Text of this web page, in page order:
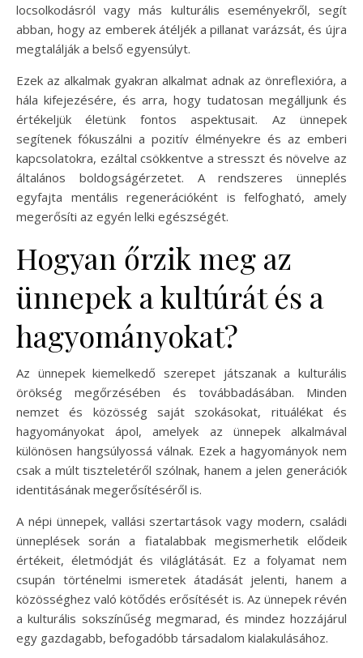
locsolkodásról vagy más kulturális eseményekről, segít
abban, hogy az emberek átéljék a pillanat varázsát, és újra
megtalálják a belső egyensúlyt.
Ezek az alkalmak gyakran alkalmat adnak az önreflexióra, a
hála kifejezésére, és arra, hogy tudatosan megálljunk és
értékeljük életünk fontos aspektusait. Az ünnepek
segítenek fókuszálni a pozitív élményekre és az emberi
kapcsolatokra, ezáltal csökkentve a stresszt és növelve az
általános boldogságérzetet. A rendszeres ünneplés
egyfajta mentális regenerációként is felfogható, amely
megerősíti az egyén lelki egészségét.
Hogyan őrzik meg az
ünnepek a kultúrát és a
hagyományokat?
Az ünnepek kiemelkedő szerepet játszanak a kulturális
örökség megőrzésében és továbbadásában. Minden
nemzet és közösség saját szokásokat, rituálékat és
hagyományokat ápol, amelyek az ünnepek alkalmával
különösen hangsúlyossá válnak. Ezek a hagyományok nem
csak a múlt tiszteletéről szólnak, hanem a jelen generációk
identitásának megerősítéséről is.
A népi ünnepek, vallási szertartások vagy modern, családi
ünneplések során a fiatalabbak megismerhetik elődeik
értékeit, életmódját és világlátását. Ez a folyamat nem
csupán történelmi ismeretek átadását jelenti, hanem a
közösséghez való kötődés erősítését is. Az ünnepek révén
a kulturális sokszínűség megmarad, és mindez hozzájárul
egy gazdagabb, befogadóbb társadalom kialakulásához.